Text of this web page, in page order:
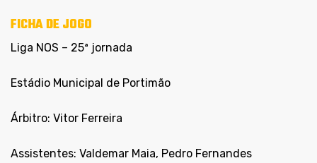
FICHA DE JOGO
Liga NOS – 25ª jornada
Estádio Municipal de Portimão
Árbitro: Vitor Ferreira
Assistentes: Valdemar Maia, Pedro Fernandes